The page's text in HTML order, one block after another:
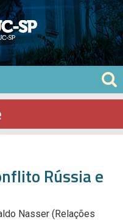
Rússia e
Nasser (Relações